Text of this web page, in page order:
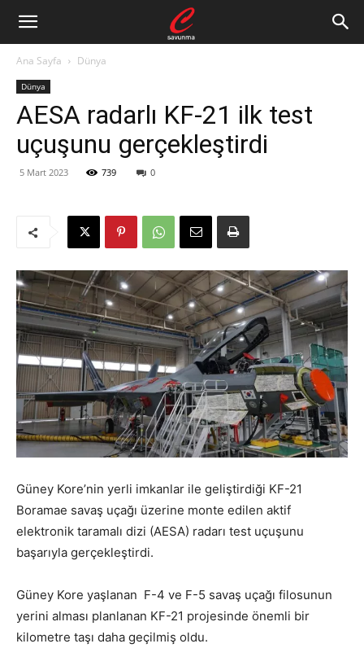
Ana Sayfa Dünya
Dünya
AESA radarlı KF-21 ilk test
uçuşunu gerçekleştirdi
5 Mart 2023 739 0
Güney Kore’nin yerli imkanlar ile geliştirdiği KF-21
Boramae savaş uçağı üzerine monte edilen aktif
elektronik taramalı dizi (AESA) radarı test uçuşunu
başarıyla gerçekleştirdi.
Güney Kore yaşlanan F-4 ve F-5 savaş uçağı filosunun
yerini alması planlanan KF-21 projesinde önemli bir
kilometre taşı daha geçilmiş oldu.